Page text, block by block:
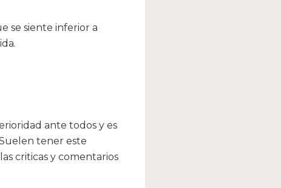
se siente inferior a
ante todos y es
tener este
criticas y comentarios